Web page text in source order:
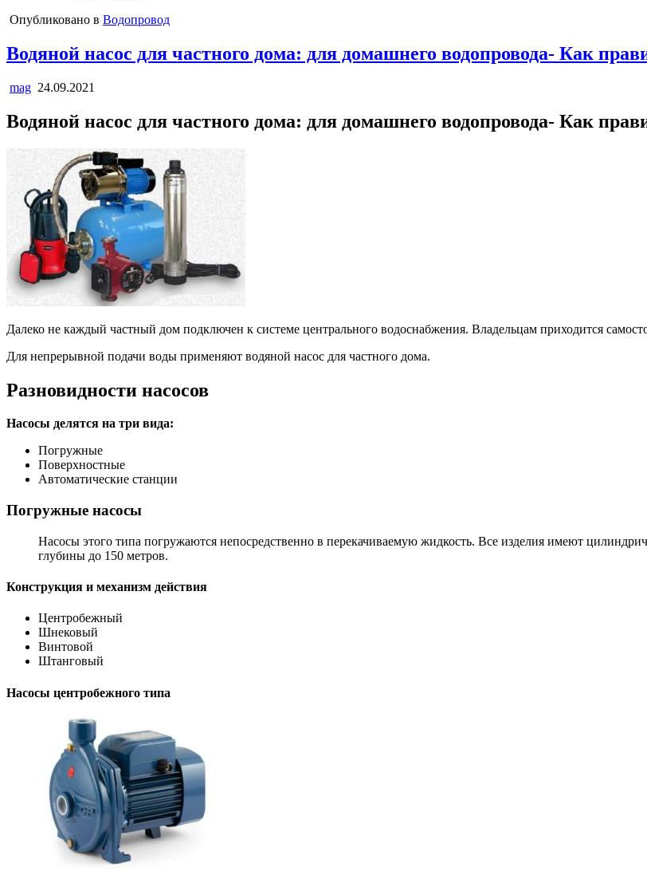
Опубликовано в Водопровод
Водяной насос для частного дома: для домашнего водопровода- Как
mag 24.09.2021
Водяной насос для частного дома: для домашнего водопровода- Как
Далеко не каждый частный дом подключен к системе центрального водоснабжения. Владельцам приходится
Для непрерывной подачи воды применяют водяной насос для частного дома.
Разновидности насосов
Насосы делятся на три вида:
Погружные
Поверхностные
Автоматические станции
Погружные насосы
Насосы этого типа погружаются непосредственно в перекачиваемую жидкость. Все изделия имеют
глубины до 150 метров.
Конструкция и механизм действия
Центробежный
Шнековый
Винтовой
Штанговый
Насосы центробежного типа